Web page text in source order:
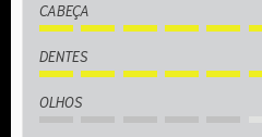
CABEÇA
DENTES
OLHOS